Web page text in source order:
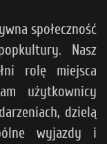
społeczność
Nasz
rolę miejsca
użytkownicy
dzielą
wyjazdy i